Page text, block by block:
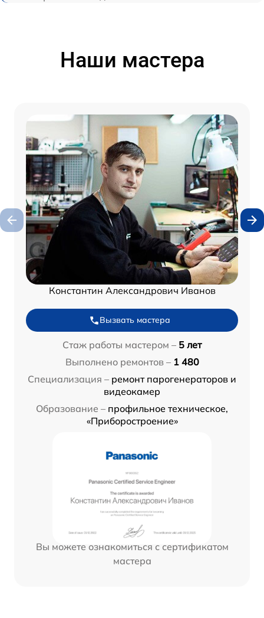
Наши мастера
Константин Александрович Иванов
Вызвать мастера
Стаж работы мастером – 5 лет
Выполнено ремонтов – 1 480
Специализация – ремонт парогенераторов и
видеокамер
Образование – профильное техническое,
«Приборостроение»
Вы можете ознакомиться с сертификатом
мастера